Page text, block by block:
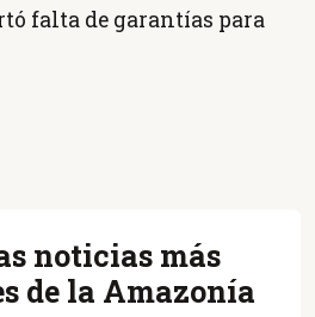
falta de garantías para
noticias más
de la Amazonía